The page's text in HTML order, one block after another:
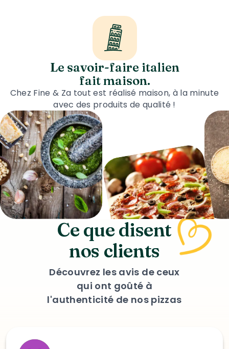
Le savoir-faire italien
fait maison.
Chez Fine & Za tout est réalisé maison, à la minute
avec des produits de qualité !
Ce que disent
nos clients
Découvrez les avis de ceux
qui ont goûté à
l'authenticité de nos pizzas